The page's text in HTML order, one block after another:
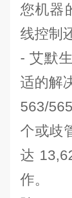
您机器
线控制
- 艾默
适的解
563/
个或歧
达
作。